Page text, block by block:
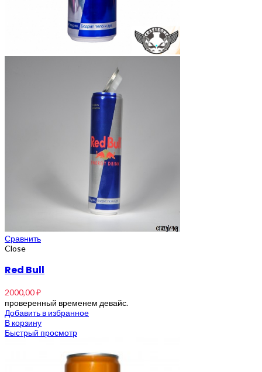
Сравнить
Close
Red Bull
2000,00₽
проверенный временем девайс.
Добавить в избранное
В корзину
Быстрый просмотр